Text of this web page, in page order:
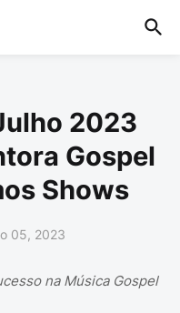
2023
Gospel
Shows
05, 2023
na Música Gospel